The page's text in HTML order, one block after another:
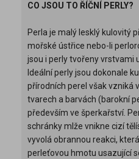
CO JSOU TO ŘÍČNÍ PERLY?
Perla je malý lesklý kulovitý
mořské ústřice nebo-li
jsou i perly tvořeny vrstvami
Ideální perly jsou dokonale
přírodních perel však vzniká
tvarech a barvách (barokní
především ve šperkařství.
schránky mlže vnikne cizí
vyvolá obrannou reakci,
perleťovou hmotu usazující